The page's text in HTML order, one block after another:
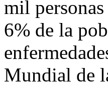
mil
6% de la
Mundial de